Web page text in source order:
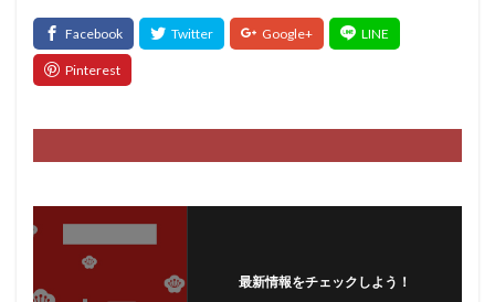
最新情報をチェックしよう！